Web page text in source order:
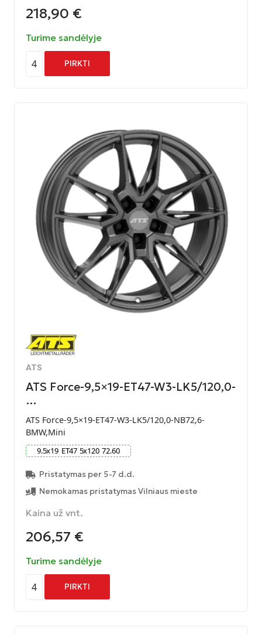
218,90 €
Turime sandėlyje
4 PIRKTI
ATS
ATS Force-9,5×19-ET47-W3-LK5/120,0-
…
ATS Force-9,5×19-ET47-W3-LK5/120,0-NB72,6-
BMW,Mini
9.5x19 ET47 5x120 72.60
Pristatymas per 5-7 d.d.
Nemokamas pristatymas Vilniaus mieste
Kaina už vnt.
206,57 €
Turime sandėlyje
4 PIRKTI